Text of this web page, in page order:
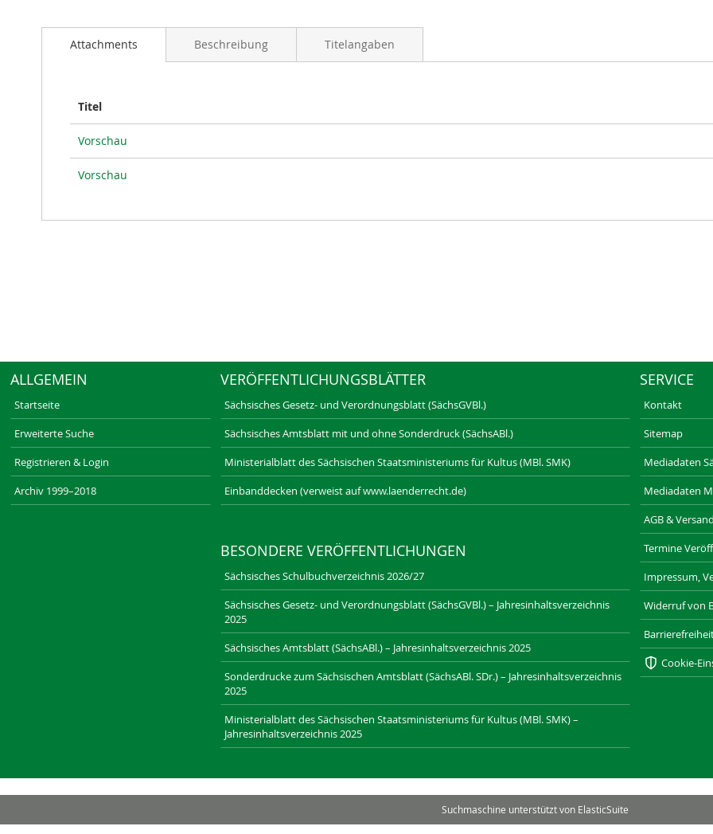
Attachments
Titel
Vorschau
Vorschau
Beschreibung Titelangaben
ALLGEMEIN
Startseite
Erweiterte Suche
Registrieren & Login
Archiv 1999–2018
VERÖFFENTLICHUNGSBLÄTTER
Sächsisches Gesetz- und Verordnungsblatt (SächsGVBl.)
Sächsisches Amtsblatt mit und ohne Sonderdruck (SächsABl.)
Ministerialblatt des Sächsischen Staatsministeriums für Kultus (MBl. SMK)
Einbanddecken (verweist auf www.laenderrecht.de)
BESONDERE VERÖFFENTLICHUNGEN
Sächsisches Schulbuchverzeichnis 2026/27
Sächsisches Gesetz- und Verordnungsblatt (SächsGVBl.) – Jahresinhaltsverzeichnis
2025
Sächsisches Amtsblatt (SächsABl.) – Jahresinhaltsverzeichnis 2025
Sonderdrucke zum Sächsischen Amtsblatt (SächsABl. SDr.) – Jahresinhaltsverzeichnis
2025
Ministerialblatt des Sächsischen Staatsministeriums für Kultus (MBl. SMK) –
Jahresinhaltsverzeichnis 2025
SERVICE
Kontakt
Sitemap
Mediadaten
Mediadaten
AGB &
Termine
Impressum,
Widerruf von
Cookie-
Suchmaschine unterstützt von ElasticSuite